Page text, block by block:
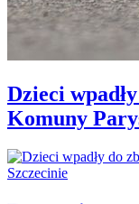
Dzieci
Komuny